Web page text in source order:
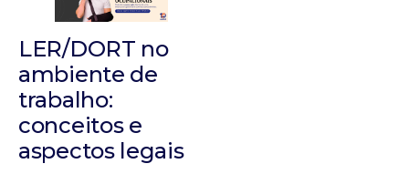
LER/DORT no
ambiente de
trabalho:
conceitos e
aspectos legais